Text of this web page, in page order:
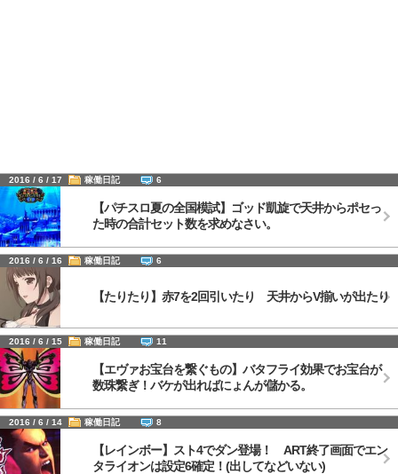
2016 / 6 / 17 稼働日記 6
【パチスロ夏の全国模試】ゴッド凱旋で天井からポセっ
た時の合計セット数を求めなさい。
2016 / 6 / 16 稼働日記 6
【たりたり】赤7を2回引いたり 天井からV揃いが出たり
2016 / 6 / 15 稼働日記 11
【エヴァお宝台を繋ぐもの】バタフライ効果でお宝台が
数珠繋ぎ！バケが出ればにょんが儲かる。
2016 / 6 / 14 稼働日記 8
【レインボー】スト4でダン登場！ ART終了画面でエン
タライオンは設定6確定！(出してなどいない)